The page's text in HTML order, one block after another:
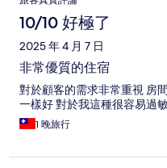
10/10 好極了
2025 年 4 月 7 日
非常優質的住宿
對於顧客的需求非常重視 房
一樣好 對於我這種很容易過
1 晚旅行